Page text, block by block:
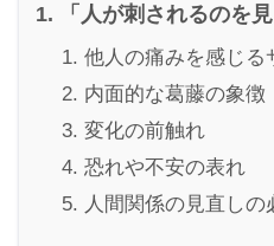
「人が刺されるのを
他人の痛みを感じる
内面的な葛藤の象徴
変化の前触れ
恐れや不安の表れ
人間関係の見直しの